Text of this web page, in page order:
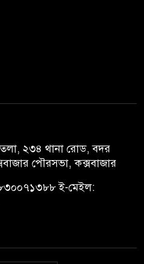
২৩৪ থানা রোড, বদর
পৌরসভা, কক্সবাজার
ই-মেইল: